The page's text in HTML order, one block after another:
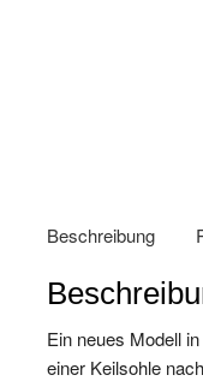
Beschreibung
Ein neues Modell
einer Keilsohle